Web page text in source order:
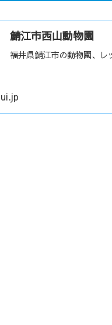
鯖江市西山動物園
福井県鯖江市の動物園、